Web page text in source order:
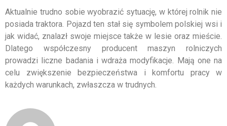
Aktualnie trudno sobie wyobrazić sytuację, w której rolnik nie
posiada traktora. Pojazd ten stał się symbolem polskiej wsi i
jak widać, znalazł swoje miejsce także w lesie oraz mieście.
Dlatego współczesny producent maszyn rolniczych
prowadzi liczne badania i wdraża modyfikacje. Mają one na
celu zwiększenie bezpieczeństwa i komfortu pracy w
każdych warunkach, zwłaszcza w trudnych.